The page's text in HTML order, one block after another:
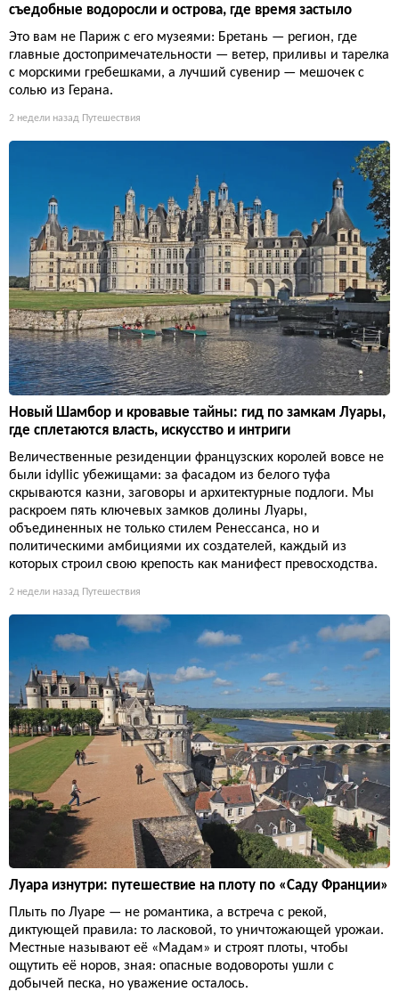
съедобные водоросли и острова, где время застыло
Это вам не Париж с его музеями: Бретань — регион, где
главные достопримечательности — ветер, приливы и тарелка
с морскими гребешками, а лучший сувенир — мешочек с
солью из Герана.
2 недели назад Путешествия
Новый Шамбор и кровавые тайны: гид по замкам Луары,
где сплетаются власть, искусство и интриги
Величественные резиденции французских королей вовсе не
были idyllic убежищами: за фасадом из белого туфа
скрываются казни, заговоры и архитектурные подлоги. Мы
раскроем пять ключевых замков долины Луары,
объединенных не только стилем Ренессанса, но и
политическими амбициями их создателей, каждый из
которых строил свою крепость как манифест превосходства.
2 недели назад Путешествия
Луара изнутри: путешествие на плоту по «Саду Франции»
Плыть по Луаре — не романтика, а встреча с рекой,
диктующей правила: то ласковой, то уничтожающей урожаи.
Местные называют её «Мадам» и строят плоты, чтобы
ощутить её норов, зная: опасные водовороты ушли с
добычей песка, но уважение осталось.